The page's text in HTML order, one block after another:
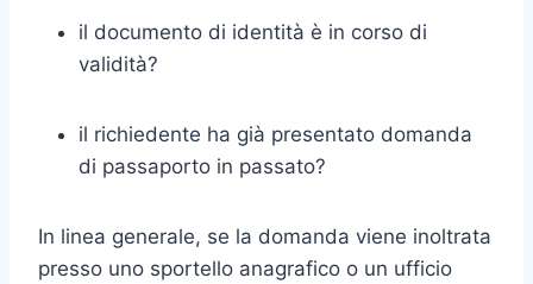
il documento di identità è in corso di
validità?
il richiedente ha già presentato domanda
di passaporto in passato?
In linea generale, se la domanda viene inoltrata
presso uno sportello anagrafico o un ufficio